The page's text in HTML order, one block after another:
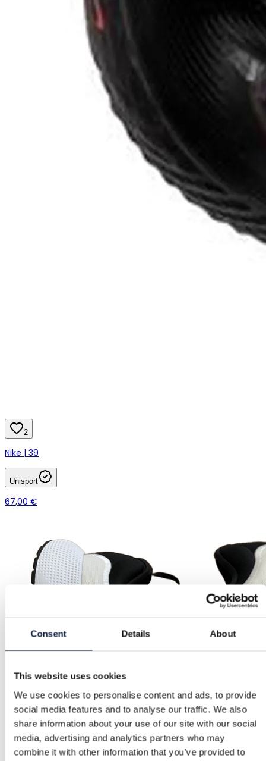
Consent Details About
This website uses cookies
We use cookies to personalise content and ads, to provide
social media features and to analyse our traffic. We also
share information about your use of our site with our social
media, advertising and analytics partners who may
combine it with other information that you’ve provided to
2
Nike | 39
Unisport
67,00 €